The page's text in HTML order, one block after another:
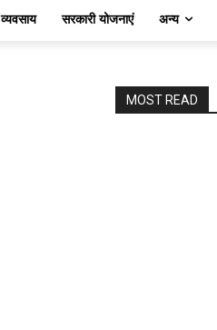
व्यवसाय सरकारी योजनाएं अन्य
MOST READ